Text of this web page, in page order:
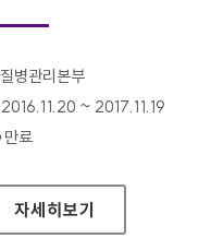
기관명 :
질병관리본부
인증기간 :
2016.11.20 ~ 2017.11.19
상태 :
만료
질병관리본부 대표 홈페이지
자세히보기